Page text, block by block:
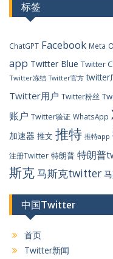
标签
ChatGPT Facebook Meta
app Twitter Blue Twitter
Twitter冻结 Twitter官方 twitter
Twitter用户 Twitter粉丝
账户 Twitter验证 WhatsApp
加速器 推文 推特 推特app
注册Twitter 特朗普 特朗普
斯克马斯克twitter
中国Twitter
首页
Twitter新闻